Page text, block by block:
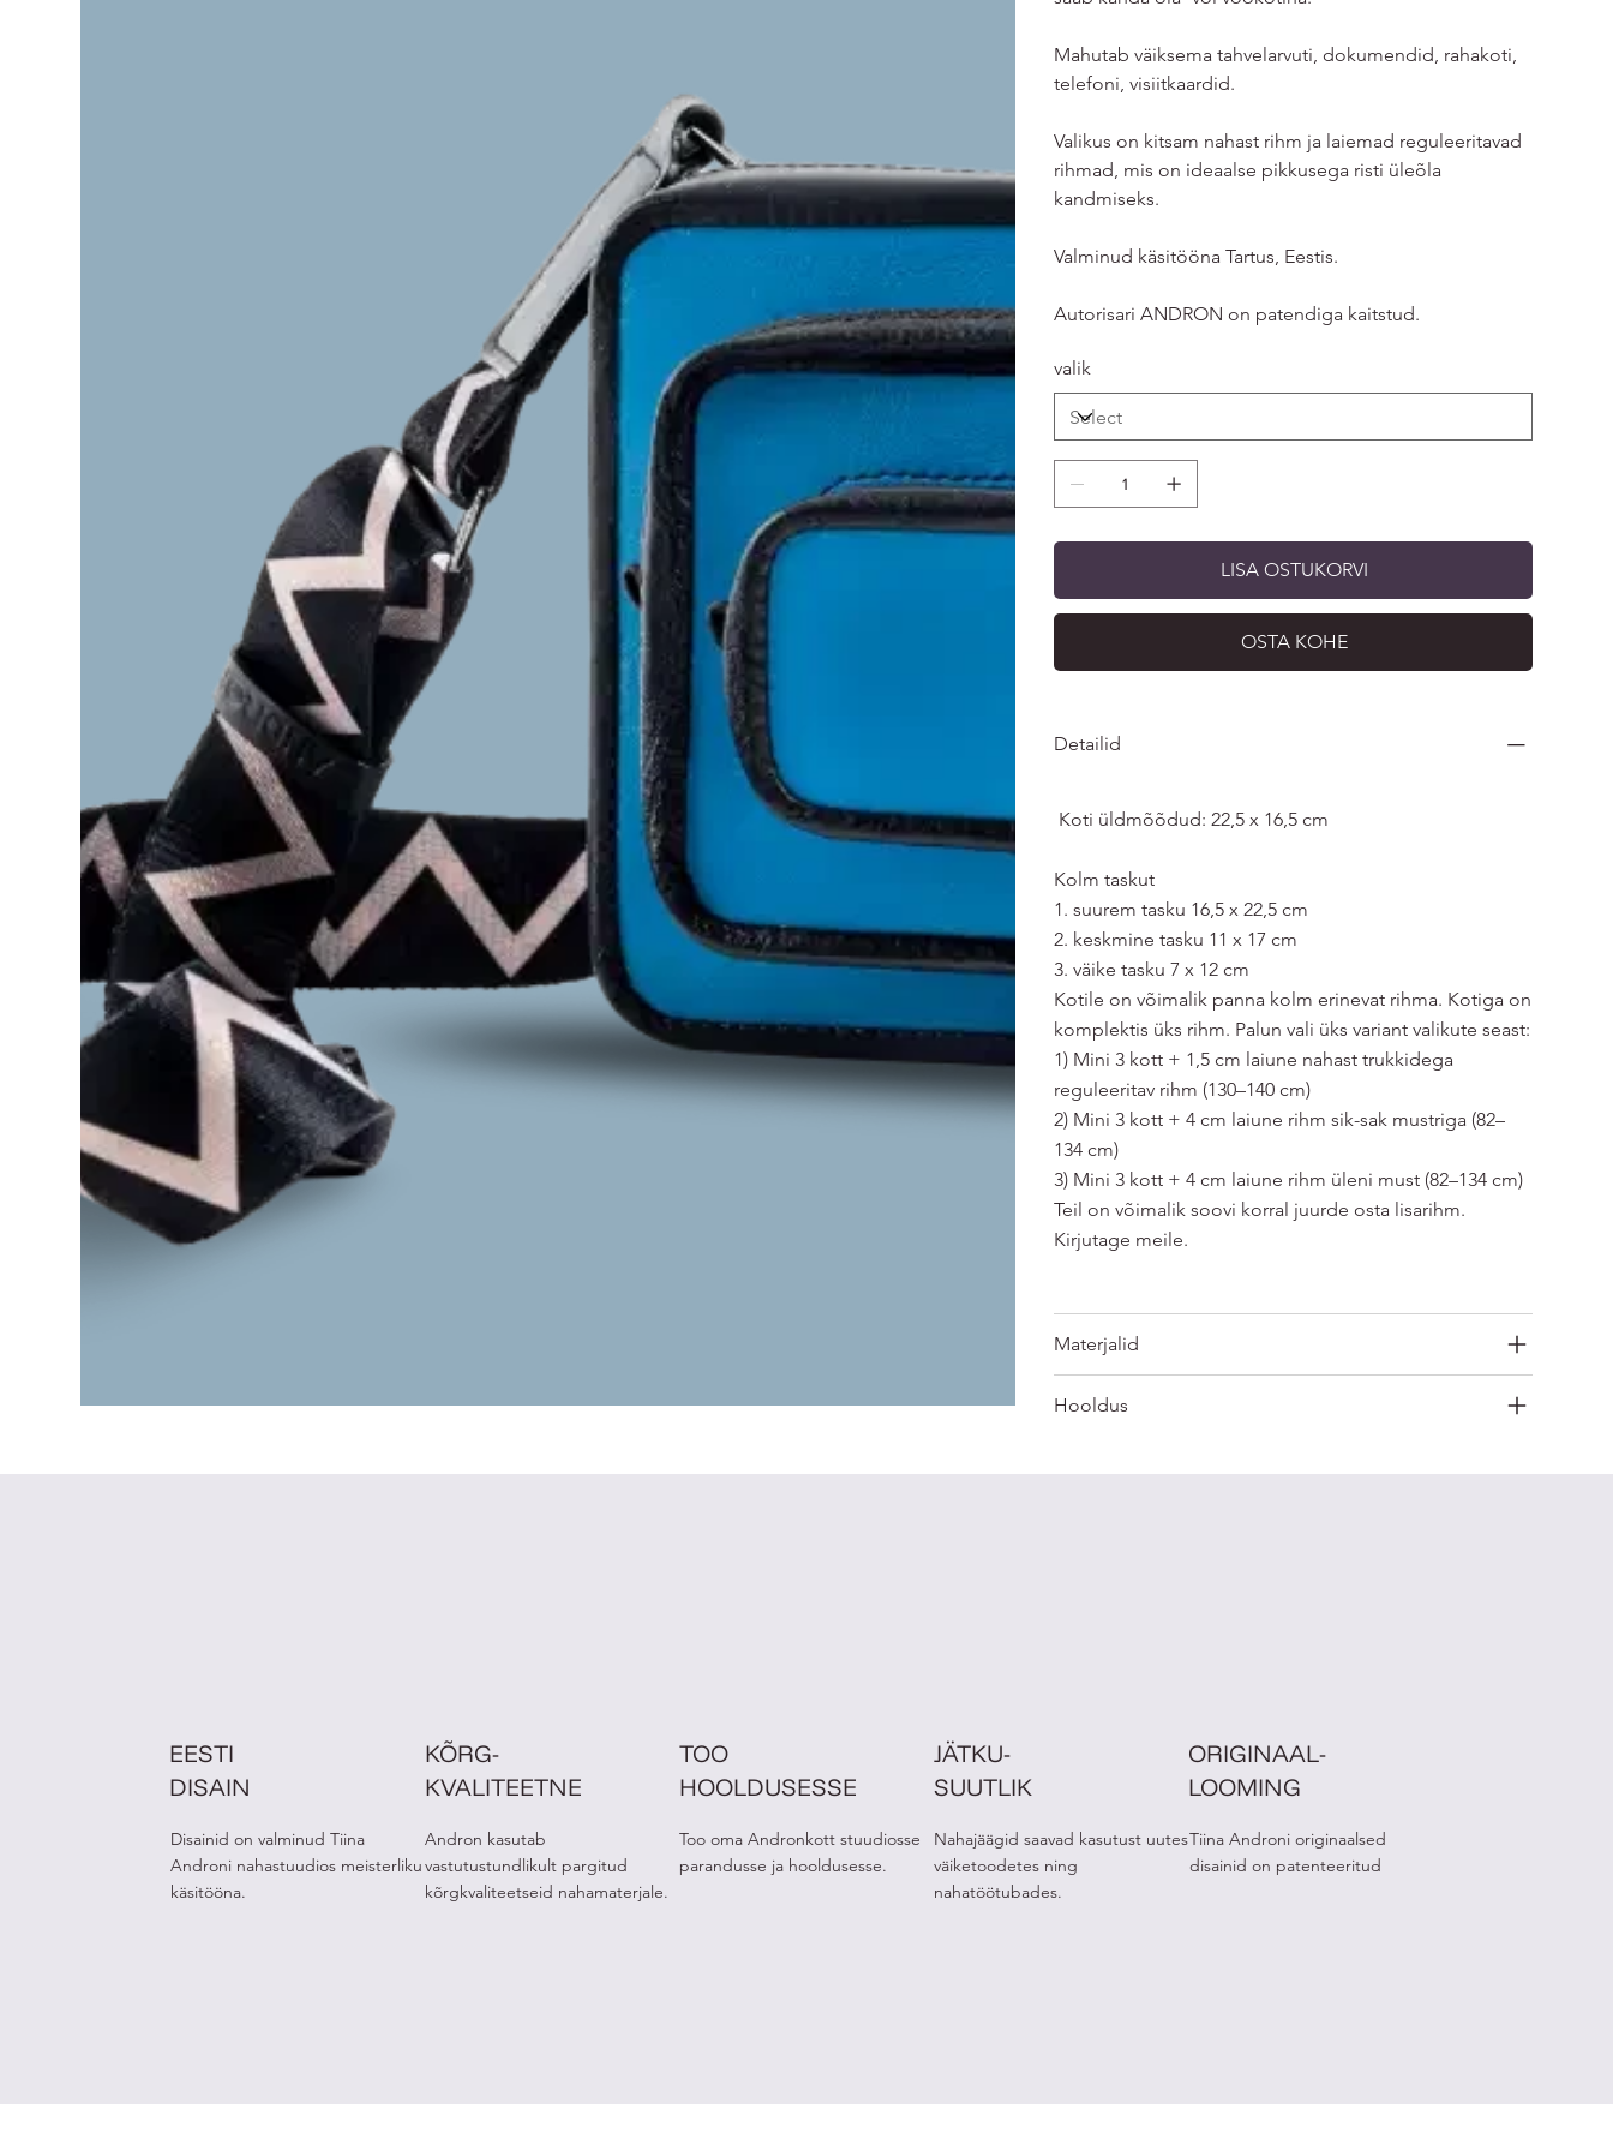
Mahutab väiksema tahvelarvuti, dokumendid, rahakoti,
telefoni, visiitkaardid.
Valikus on kitsam nahast rihm ja laiemad reguleeritavad
rihmad, mis on ideaalse pikkusega risti üleõla
kandmiseks.
Valminud käsitööna Tartus, Eestis.
Autorisari ANDRON on patendiga kaitstud.
valik
LISA OSTUKORVI
OSTA KOHE
Detailid
Koti üldmõõdud: 22,5 x 16,5 cm
Kolm taskut
1. suurem tasku 16,5 x 22,5 cm
2. keskmine tasku 11 x 17 cm
3. väike tasku 7 x 12 cm
Kotile on võimalik panna kolm erinevat rihma. Kotiga on
komplektis üks rihm. Palun vali üks variant valikute seast:
1) Mini 3 kott + 1,5 cm laiune nahast trukkidega
reguleeritav rihm (130–140 cm)
2) Mini 3 kott + 4 cm laiune rihm sik-sak mustriga (82–
134 cm)
3) Mini 3 kott + 4 cm laiune rihm üleni must (82–134 cm)
Teil on võimalik soovi korral juurde osta lisarihm.
Kirjutage meile.
Materjalid
Hooldus
EESTI
DISAIN
Disainid on valminud Tiina
Androni nahastuudios meisterliku
käsitööna.
KÕRG-
KVALITEETNE
Andron kasutab
vastutustundlikult pargitud
kõrgkvaliteetseid nahamaterjale.
TOO
HOOLDUSESSE
Too oma Andronkott stuudiosse
parandusse ja hooldusesse.
JÄTKU-
SUUTLIK
Nahajäägid saavad kasutust uutes
väiketoodetes ning
nahatöötubades.
ORIGINAAL-
LOOMING
Tiina Androni originaalsed
disainid on patenteeritud